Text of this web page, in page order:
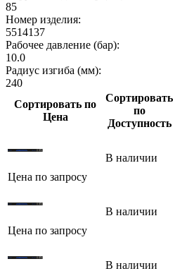
85
Номер изделия:
5514137
Рабочее давление (бар):
10.0
Радиус изгиба (мм):
240
Сортировать по
Цена
Сортировать
по
Доступность
Цена по запросу
В наличии
Цена по запросу
В наличии
В наличии